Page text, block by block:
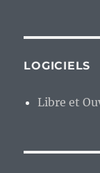
LOGICIELS
Libre et